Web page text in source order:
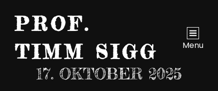
PROF.
TIMM SIGG
Menu
17. OKTOBER 2025